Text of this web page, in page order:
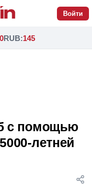
Войти
RUB:145
с помощью
летней